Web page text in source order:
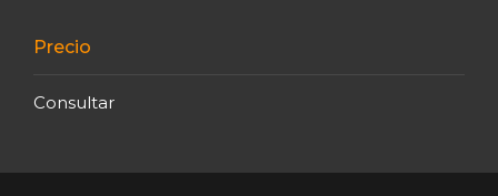
Precio
Consultar